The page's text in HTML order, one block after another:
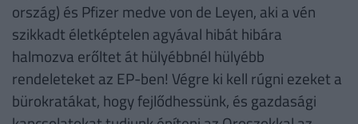
ország) és Pfizer medve von de Leyen, aki a vén
szikkadt életképtelen agyával hibát hibára
halmozva erőltet át hülyébbnél hülyébb
rendeleteket az EP-ben! Végre ki kell rúgni ezeket a
bürokratákat, hogy fejlődhessünk, és gazdasági